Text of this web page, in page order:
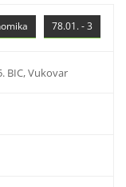
78.01. - 3
BIC, Vukovar